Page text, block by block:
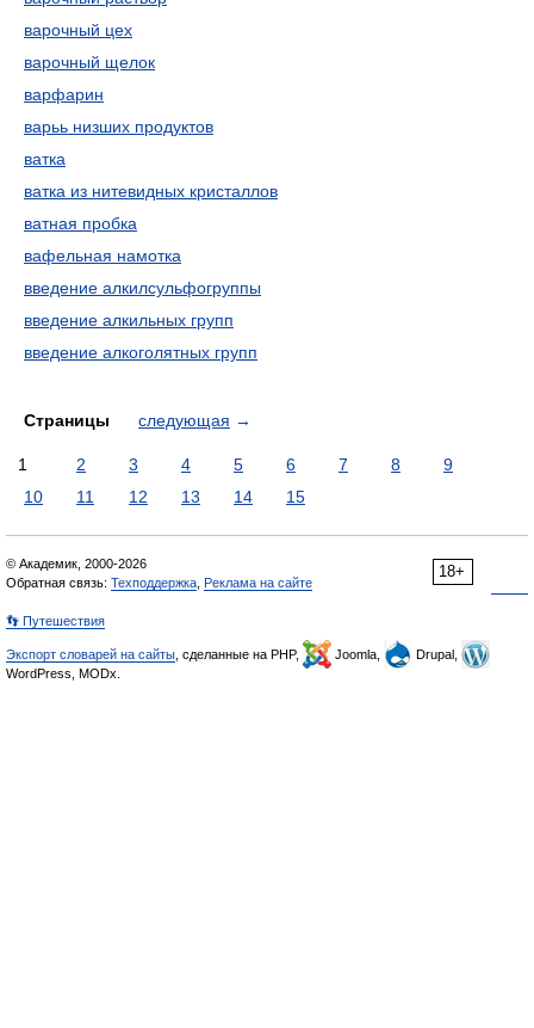
варочный цех
варочный щелок
варфарин
варьь низших продуктов
ватка
ватка из нитевидных кристаллов
ватная пробка
вафельная намотка
введение алкилсульфогруппы
введение алкильных групп
введение алкоголятных групп
Страницы следующая →
1 2 3 4 5 6 7 8
9
10
11 12 13 14 15
18+
© Академик, 2000-2026
Обратная связь: Техподдержка Реклама на сайте
👣 Путешествия
Экспорт словарей на сайты , сделанные на PHP, Joomla,
Drupal,
WordPress, MODx.